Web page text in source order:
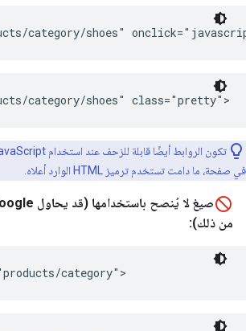
category/shoes"
category/shoes" class="pretty">
في صفحة، ما دامت تستخدم ترميز HTML الوارد أعلاه.
من ذلك):
category">